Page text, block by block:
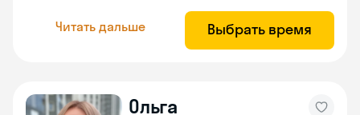
Читать дальше Выбрать время
Ольга